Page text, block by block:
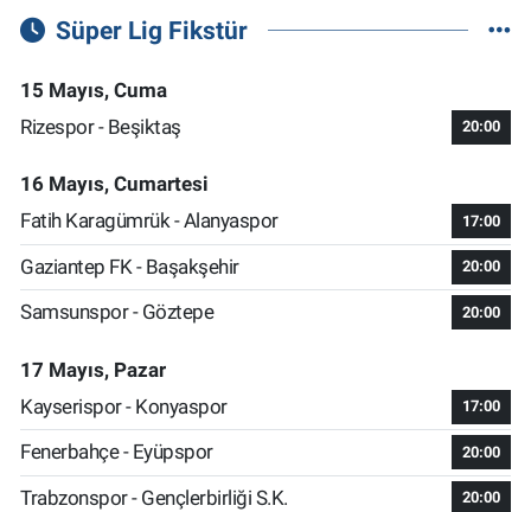
Süper Lig Fikstür
15 Mayıs, Cuma
Rizespor - Beşiktaş
20:00
16 Mayıs, Cumartesi
Fatih Karagümrük - Alanyaspor
17:00
Gaziantep FK - Başakşehir 20:00
Samsunspor - Göztepe 20:00
17 Mayıs, Pazar
Kayserispor - Konyaspor
17:00
Fenerbahçe - Eyüpspor 20:00
Trabzonspor - Gençlerbirliği S.K. 20:00